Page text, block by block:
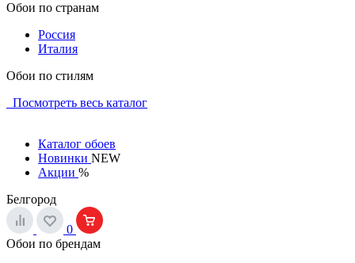
Обои по странам
Россия
Италия
Обои по стилям
Посмотреть весь каталог
Каталог обоев
Новинки NEW
Акции %
Белгород
0
Обои по брендам